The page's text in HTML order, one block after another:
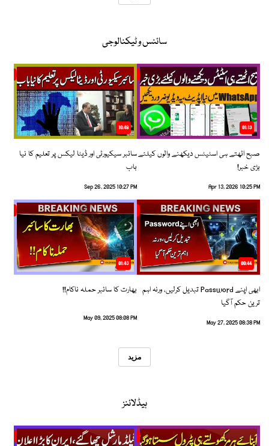
سائنس و ٹیکنالوجی
01:13
صبح اٹھتے ہی اسٹیٹس دیکھنے والوں کیلئے
بڑی خبر!
Apr 13, 2026 10:25 PM
10:48
سائبر سیکیورٹی اور ڈیٹا لیکس پر تعلیم کا نیا
باب
Sep 26, 2025 10:27 PM
00:44
ابھی اپنے Password تبدیل کرلیں، ورنہ اہم
ترین حکم آگیا
May 27, 2025 08:38 PM
01:43
بھارت کا سائبر حملہ ناکام!!
May 09, 2025 08:08 PM
مزید
ہیڈلائنز